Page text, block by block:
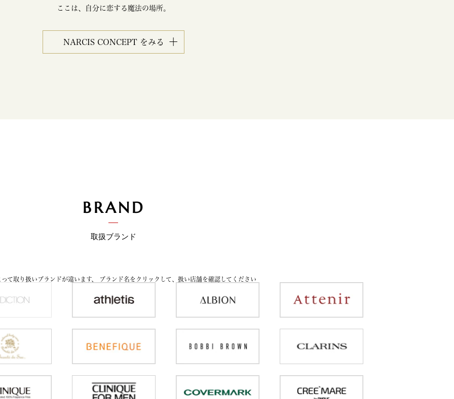
ここは、自分に恋する魔法の場所。
NARCIS CONCEPT をみる
BRAND
取扱ブランド
て取り扱いブランドが違います、 ブランド名をクリックして、扱い店舗を確認してください